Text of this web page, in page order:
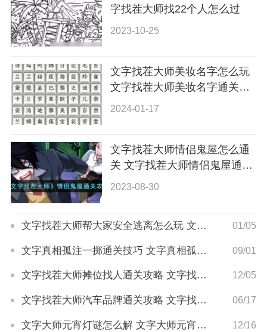
字找茬大师找22个人怎么过
2023-10-25
文字找茬大师美妆名字怎么玩
文字找茬大师美妆名字通关技
巧
2024-01-17
文字找茬大师情侣鬼屋怎么通
关 文字找茬大师情侣鬼屋通关
技巧
2023-08-30
文字找茬大师帮大家安全逃离怎么玩 文字找茬大师帮大家安全逃离通关攻略 01/05
文字真相孤注一掷通关技巧 文字真相孤注一掷怎么通过 09/01
文字找茬大师摊位找人通关攻略 文字找茬大师摊位找人怎么玩 12/05
文字找茬大师汽车品牌通关攻略 文字找茬大师汽车品牌如何通关 06/17
文字大师元宵灯谜怎么解 文字大师元宵灯谜攻略 12/16